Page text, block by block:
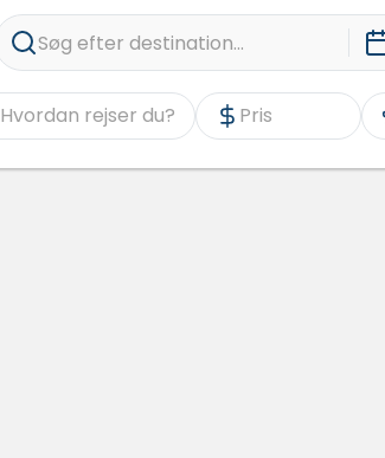
Søg efter destination...
Hvordan rejser du? Pris